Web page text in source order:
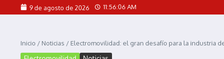
Saltar al contenido9 de agosto de 2026 11:56:08 AM
Inicio / Noticias / Electromovilidad: el gran desafío para la industria